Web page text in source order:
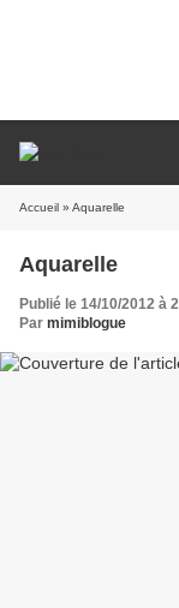
Accueil » Aquarelle
Aquarelle
Publié le 14/10/2012 à
Par mimiblogue